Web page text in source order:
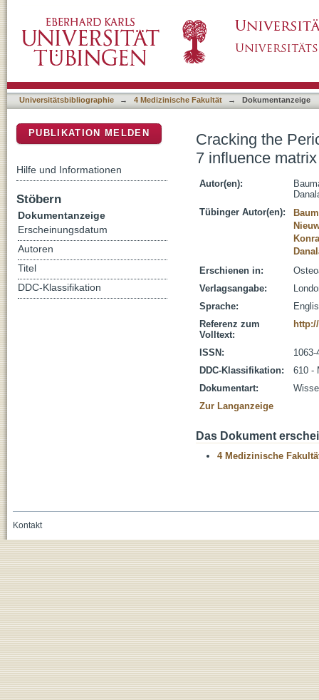
and biomechanical properties
Universitätsbibliographie → 4 Medizinische Fakultät → Dokumentanzeige
Cracking the
7 influence
Autor(en):
Tübinger Autor(en):
Erschienen in:
Verlagsangabe:
Sprache:
Referenz zum
Volltext:
ISSN:
1063-
DDC-Klassifikation:
610 -
Dokumentart:
Zur Langanzeige
Das Dokument
4 Medizinische
PUBLIKATION MELDEN
Hilfe und Informationen
Stöbern
Dokumentanzeige
Erscheinungsdatum
Autoren
Titel
DDC-Klassifikation
Kontakt